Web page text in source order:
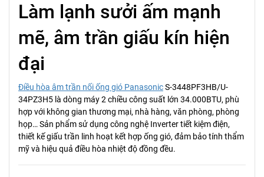
Làm lạnh sưởi ấm mạnh
mẽ, âm trần giấu kín hiện
đại
Điều hòa âm trần nối ống gió PanasonicS-3448PF3HB/U-
34PZ3H5 là dòng máy 2 chiều công suất lớn 34.000BTU, phù
hợp với không gian thương mại, nhà hàng, văn phòng, phòng
họp… Sản phẩm sử dụng công nghệ Inverter tiết kiệm điện,
thiết kế giấu trần linh hoạt kết hợp ống gió, đảm bảo tính thẩm
mỹ và hiệu quả điều hòa nhiệt độ đồng đều.